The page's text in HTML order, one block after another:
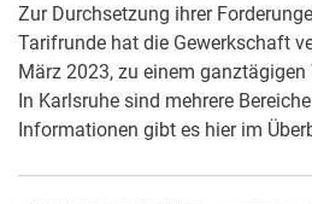
Zur Durchsetzung ihrer
Tarifrunde hat die Gewerkschaft
März 2023, zu einem
In Karlsruhe sind mehrere
Informationen gibt es hier im